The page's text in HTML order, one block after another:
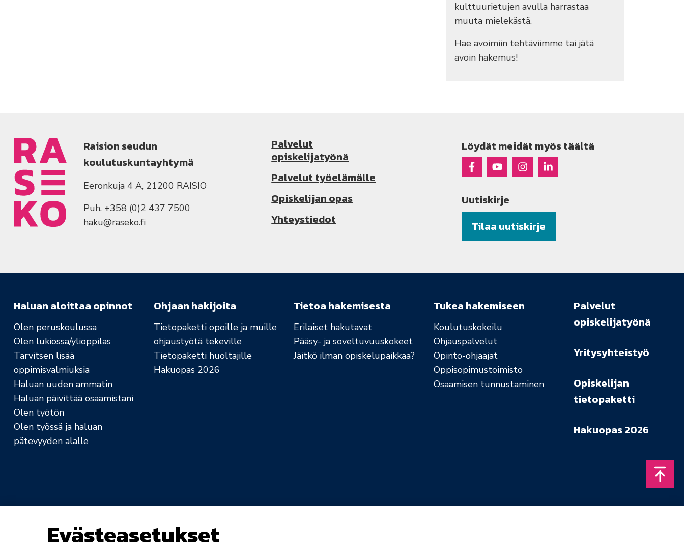
kulttuurietujen avulla harrastaa
muuta mielekästä.
Hae avoimiin tehtäviimme tai jätä
avoin hakemus!
Raision seudun
koulutuskuntayhtymä
Eeronkuja 4 A, 21200 RAISIO
Puh. +358 (0)2 437 7500
haku@raseko.fi
Palvelut
opiskelijatyönä
Palvelut työelämälle
Opiskelijan opas
Yhteystiedot
Löydät meidät myös täältä
Raseko Facebookissa
Raseko Youtubessa
Raseko Instagramissa
Raseko Linkedinissä
Uutiskirje
Tilaa uutiskirje
Haluan aloittaa opinnot
Olen peruskoulussa
Olen lukiossa/ylioppilas
Tarvitsen lisää
oppimisvalmiuksia
Haluan uuden ammatin
Haluan päivittää osaamistani
Olen työtön
Olen työssä ja haluan
pätevyyden alalle
Ohjaan hakijoita
Tietopaketti opoille ja muille
ohjaustyötä tekeville
Tietopaketti huoltajille
Hakuopas 2026
Tietoa hakemisesta
Erilaiset hakutavat
Pääsy- ja soveltuvuuskokeet
Jäitkö ilman opiskelupaikkaa?
Tukea hakemiseen
Koulutuskokeilu
Ohjauspalvelut
Opinto-ohjaajat
Oppisopimustoimisto
Osaamisen tunnustaminen
Palvelut
opiskelijatyönä
Yritysyhteistyö
Opiskelijan
tietopaketti
Hakuopas 2026
Saavutettavuusseloste Rekisteri- ja tietosuojaselosteet
Evästeasetukset